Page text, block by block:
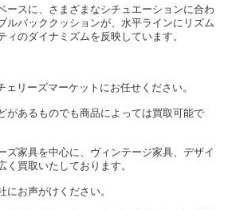
ースに、さまざまなシチュエーションに合わ
ルバッククッションが、水平ラインにリズム
ィのダイナミズムを反映しています。
ェリーズマーケットにお任せください。
があるものでも商品によっては買取可能で
ズ家具を中心に、ヴィンテージ家具、デザイ
買取いたしております。
お声がけください。